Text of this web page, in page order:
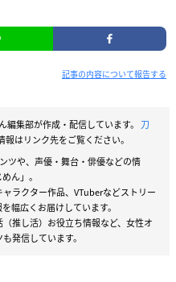
記事の内容について報告する
編集部が作成・配信しています。 刀
報はリンク先をご覧ください。
ツや、声優・舞台・俳優などの情
ん」。
ラクター作品、VTuberなどストリー
幅広くお届けしています。
推し活）お役立ち情報など、女性オ
発信しています。